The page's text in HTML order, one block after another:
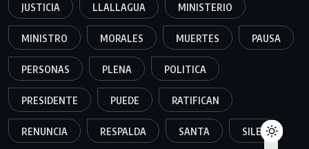
JUSTICIA LLALLAGUA MINISTERIO
MINISTRO MORALES MUERTES PAUSA
PERSONAS PLENA POLITICA
PRESIDENTE PUEDE RATIFICAN
RENUNCIA RESPALDA SANTA SILES